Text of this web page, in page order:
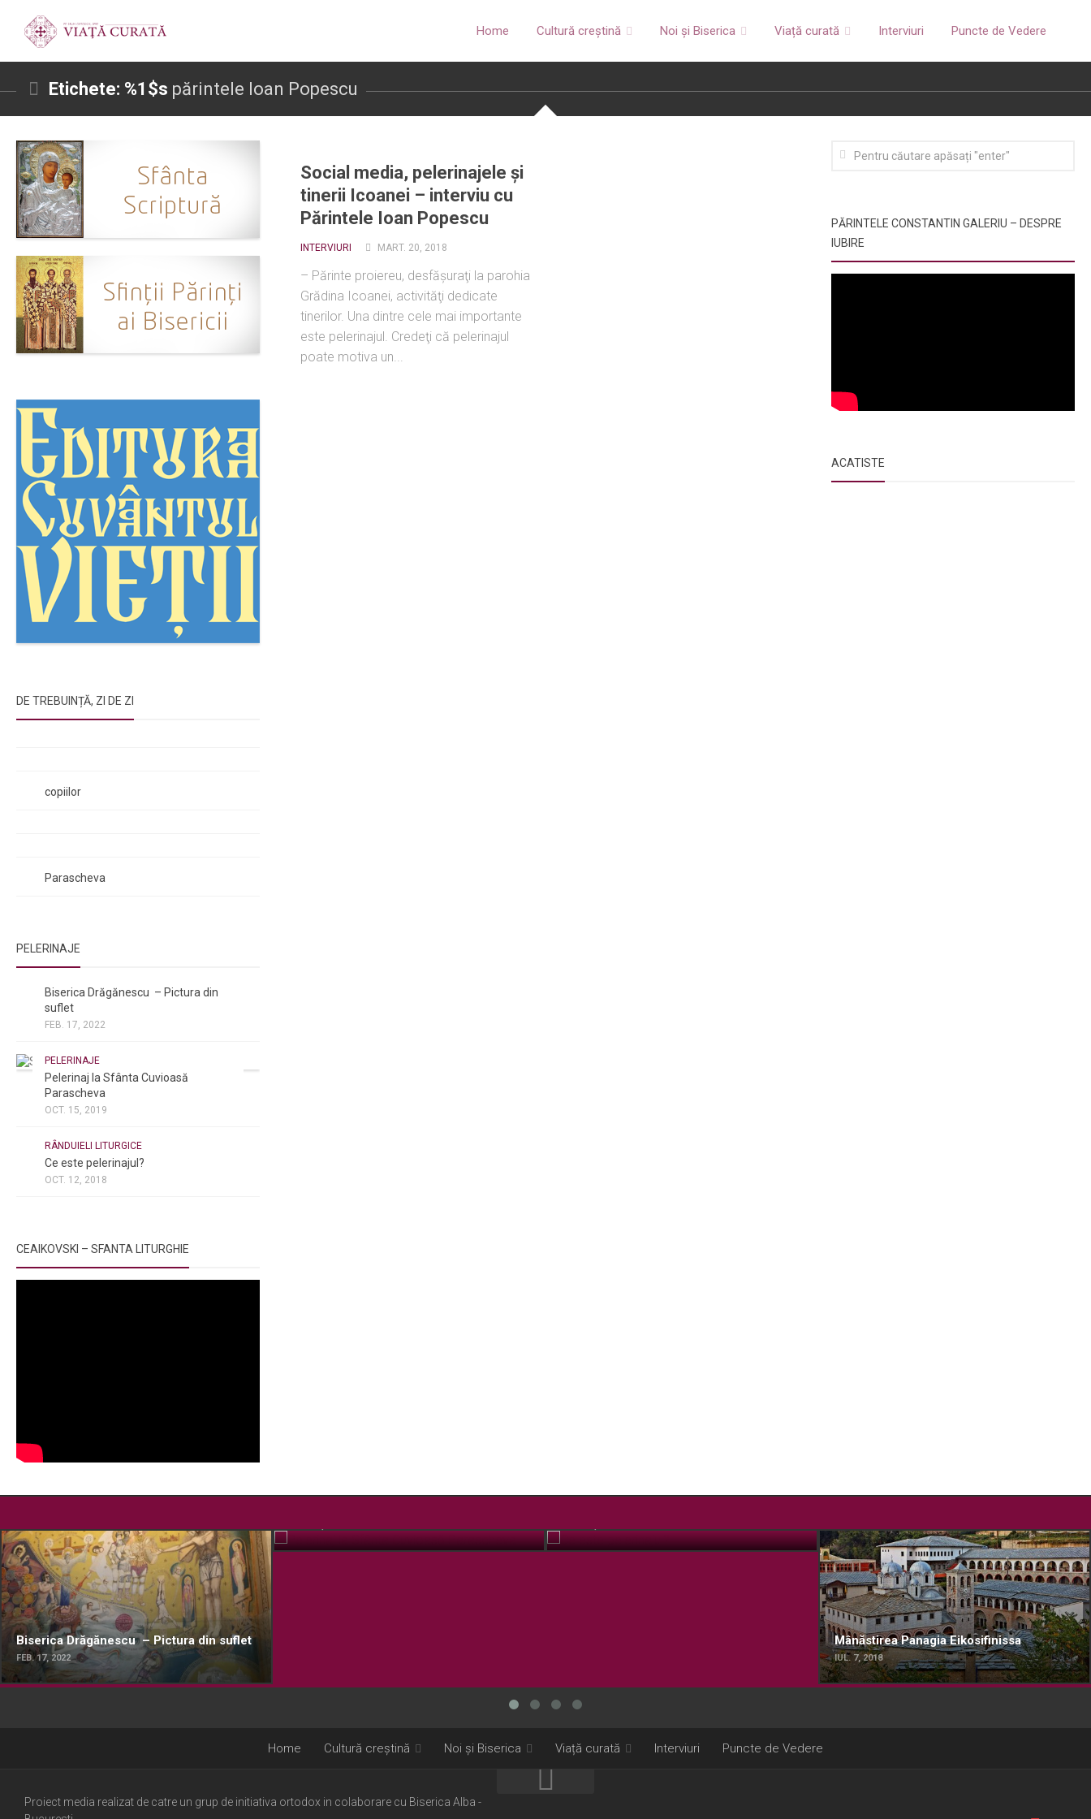
Home Cultură creștină Noi și Biserica Viață curată Interviuri Puncte de Vedere
Etichete: %1$s părintele Ioan Popescu
Social media, pelerinajele și
tinerii Icoanei – interviu cu
Părintele Ioan Popescu
INTERVIURI MART. 20, 2018
– Părinte proiereu, desfăşuraţi la parohia
Grădina Icoanei, activităţi dedicate
tinerilor. Una dintre cele mai importante
este pelerinajul. Credeţi că peleri­najul
poate motiva un...
DE TREBUINȚĂ, ZI DE ZI
copiilor
Parascheva
PELERINAJE
Biserica Drăgănescu – Pictura din
suflet
FEB. 17, 2022
PELERINAJE
Pelerinaj la Sfânta Cuvioasă
Parascheva
OCT. 15, 2019
RÂNDUIELI LITURGICE
Ce este pelerinajul?
OCT. 12, 2018
CEAIKOVSKI – SFANTA LITURGHIE
PĂRINTELE CONSTANTIN GALERIU – DESPRE
IUBIRE
ACATISTE
Biserica Drăgănescu – Pictura din suflet
FEB. 17, 2022
Mânăstirea Panagia Eikosifinissa
IUL. 7, 2018
Home Cultură creștină Noi și Biserica Viață curată Interviuri Puncte de Vedere
Proiect media realizat de catre un grup de initiativa ortodox in colaborare cu Biserica Alba -